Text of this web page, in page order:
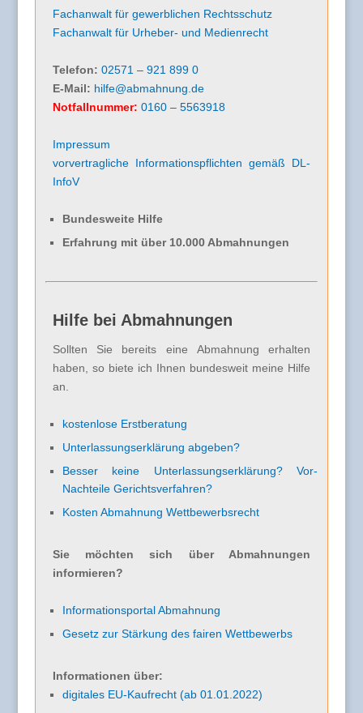
Fachanwalt für gewerblichen Rechtsschutz
Fachanwalt für Urheber- und Medienrecht
Telefon: 02571 – 921 899 0
E-Mail: hilfe@abmahnung.de
Notfallnummer: 0160 – 5563918
Impressum
vorvertragliche Informationspflichten gemäß DL-
InfoV
Bundesweite Hilfe
Erfahrung mit über 10.000 Abmahnungen
Hilfe bei Abmahnungen
Sollten Sie bereits eine Abmahnung erhalten
haben, so biete ich Ihnen bundesweit meine Hilfe
an.
kostenlose Erstberatung
Unterlassungserklärung abgeben?
Besser keine Unterlassungserklärung? Vor-
Nachteile Gerichtsverfahren?
Kosten Abmahnung Wettbewerbsrecht
Sie möchten sich über Abmahnungen
informieren?
Informationsportal Abmahnung
Gesetz zur Stärkung des fairen Wettbewerbs
Informationen über:
digitales EU-Kaufrecht (ab 01.01.2022)